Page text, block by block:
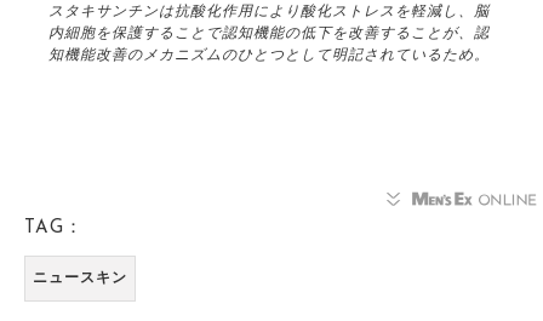
スタキサンチンは抗酸化作用により酸化ストレスを軽減し、脳
内細胞を保護することで認知機能の低下を改善することが、認
知機能改善のメカニズムのひとつとして明記されているため。
TAG：
ニュースキン